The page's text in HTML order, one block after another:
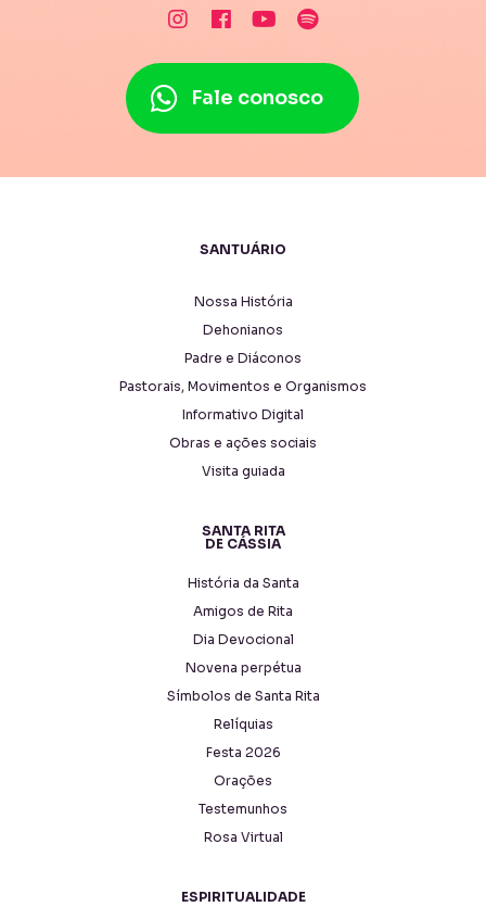
Fale conosco
SANTUÁRIO
Nossa História
Dehonianos
Padre e Diáconos
Pastorais, Movimentos e Organismos
Informativo Digital
Obras e ações sociais
Visita guiada
SANTA RITA
DE CÁSSIA
História da Santa
Amigos de Rita
Dia Devocional
Novena perpétua
Símbolos de Santa Rita
Relíquias
Festa 2026
Orações
Testemunhos
Rosa Virtual
ESPIRITUALIDADE